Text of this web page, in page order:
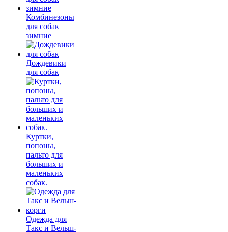
Комбинезоны
для собак
зимние
Дождевики
для собак
Куртки,
попоны,
пальто для
больших и
маленьких
собак.
Одежда для
Такс и Вельш-